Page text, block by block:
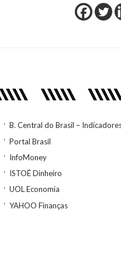
B. Central do Brasil –
Portal Brasil
InfoMoney
ISTOÉ Dinheiro
UOL Economia
YAHOO Finanças